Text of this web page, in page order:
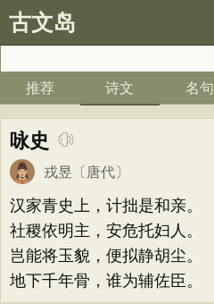
古文岛
推荐 诗文 名句
咏史
戎昱 〔唐代〕
汉家青史上，计拙是和亲。
社稷依明主，安危托妇人。
岂能将玉貌，便拟静胡尘。
地下千年骨，谁为辅佐臣。